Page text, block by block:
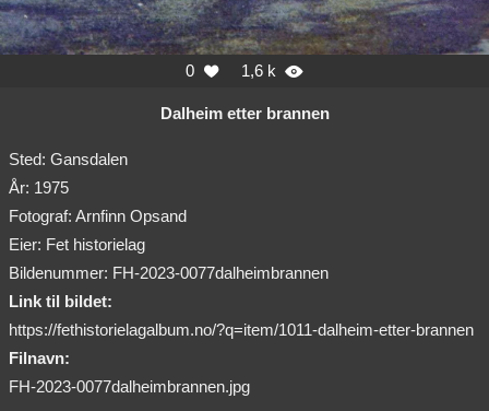
0  1,6 k 
Dalheim etter brannen
Sted: Gansdalen
År: 1975
Fotograf: Arnfinn Opsand
Eier: Fet historielag
Bildenummer: FH-2023-0077dalheimbrannen
Link til bildet:
https://fethistorielagalbum.no/?q=item/1011-dalheim-etter-brannen
Filnavn:
FH-2023-0077dalheimbrannen.jpg